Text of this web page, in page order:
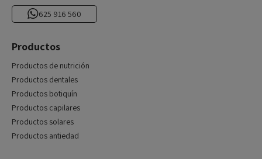
625 916 560
Productos
Productos de nutrición
Productos dentales
Productos botiquín
Productos capilares
Productos solares
Productos antiedad